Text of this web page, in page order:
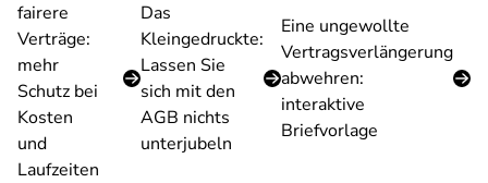
fairere
Verträge:
mehr
Schutz bei
Kosten
und
Laufzeiten
Das
Kleingedruckte:
Lassen Sie
sich mit den
AGB nichts
unterjubeln
Eine ungewollte
Vertragsverlängerung
abwehren:
interaktive
Briefvorlage